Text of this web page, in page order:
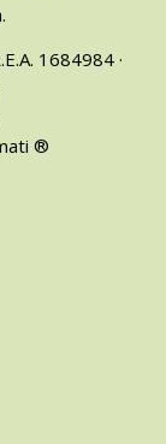
1684984 ·
®